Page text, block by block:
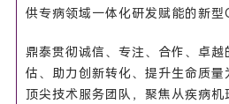
供专病领域一体化研发赋能的新型
鼎泰贯彻诚信、专注、合作、卓
估、助力创新转化、提升生命质
顶尖技术服务团队，聚焦从疾病